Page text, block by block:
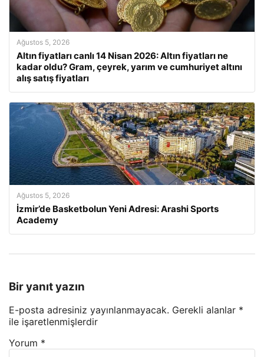
Ağustos 5, 2026
Altın fiyatları canlı 14 Nisan 2026: Altın fiyatları ne
kadar oldu? Gram, çeyrek, yarım ve cumhuriyet altını
alış satış fiyatları
Ağustos 5, 2026
İzmir’de Basketbolun Yeni Adresi: Arashi Sports
Academy
Bir yanıt yazın
E-posta adresiniz yayınlanmayacak. Gerekli alanlar *
ile işaretlenmişlerdir
Yorum *